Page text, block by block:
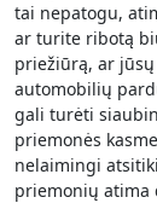
tai nepatogu,
ar turite ribotą
priežiūrą, ar
automobilių
gali turėti
priemonės
nelaimingi
priemonių atima